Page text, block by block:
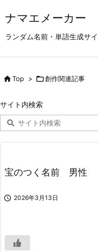
ナマエメーカー
ランダム名前・単語生成サ
Top > 創作関連記事
サイト内検索
宝のつく名前 男性
 2026年3月13日